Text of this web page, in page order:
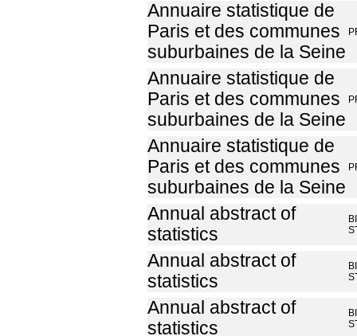
Annuaire statistique de
Paris et des communes
suburbaines de la Seine
Annuaire statistique de
Paris et des communes
suburbaines de la Seine
Annuaire statistique de
Paris et des communes
suburbaines de la Seine
Annual abstract of
statistics
Annual abstract of
statistics
Annual abstract of
statistics